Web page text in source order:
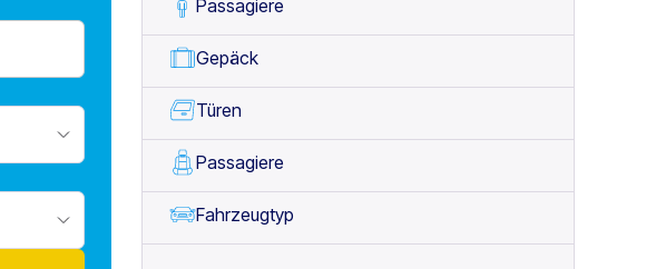
Passagiere
Gepäck
Türen
Passagiere
Fahrzeugtyp